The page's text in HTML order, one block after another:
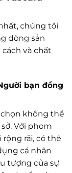
chúng tôi
dòng sản
và chất
bạn đồng
chọn không thể
Với phom
rãi, có thể
cá nhân
tượng của sự